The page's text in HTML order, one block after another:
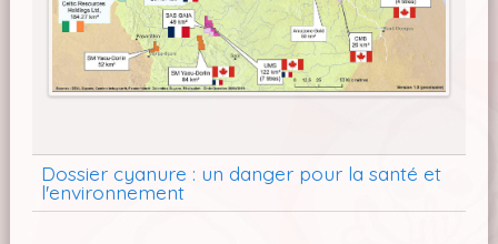
Dossier cyanure : un danger pour la santé et
l'environnement